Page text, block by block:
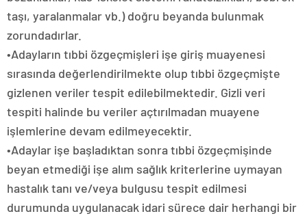
taşı, yaralanmalar vb.) doğru beyanda bulunmak
zorundadırlar.
•Adayların tıbbi özgeçmişleri işe giriş muayenesi
sırasında değerlendirilmekte olup tıbbi özgeçmişte
gizlenen veriler tespit edilebilmektedir. Gizli veri
tespiti halinde bu veriler açtırılmadan muayene
işlemlerine devam edilmeyecektir.
•Adaylar işe başladıktan sonra tıbbi özgeçmişinde
beyan etmediği işe alım sağlık kriterlerine uymayan
hastalık tanı ve/veya bulgusu tespit edilmesi
durumunda uygulanacak idari sürece dair herhangi bir